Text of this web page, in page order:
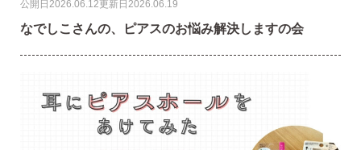
4）
キャッチの予備
使いやすい「花型シリコンキャッチ」も５ペ
公開日 2026.06.12更新日 2026.06.19
なでしこさんの、ピアスのお悩み解決しますの会